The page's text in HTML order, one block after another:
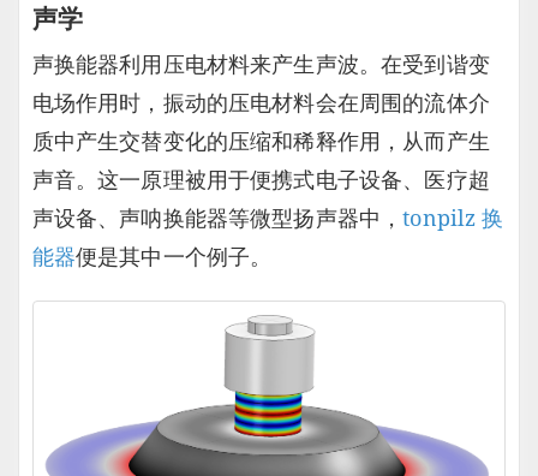
声学
声换能器利用压电材料来产生声波。在受到谐变
电场作用时，振动的压电材料会在周围的流体介
质中产生交替变化的压缩和稀释作用，从而产生
声音。这一原理被用于便携式电子设备、医疗超
声设备、声呐换能器等微型扬声器中，tonpilz 换
能器便是其中一个例子。